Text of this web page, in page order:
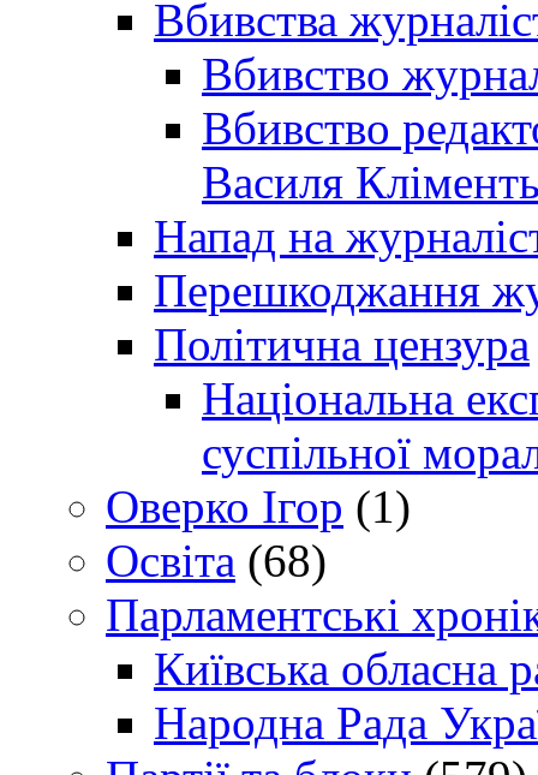
Вбивства
Вбивство
Вбивство
Василя
Напад на
Перешкоджання
Політична цензура
Національна
суспільної
Оверко Ігор (1)
Освіта (68)
Парламентські
Київська обласна
Народна Рада